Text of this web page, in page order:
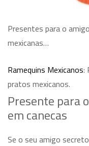
Presentes para o
mexicanas…
Ramequins Mexicanos:
pratos mexicanos.
Presente para
em canecas
Se o seu amigo